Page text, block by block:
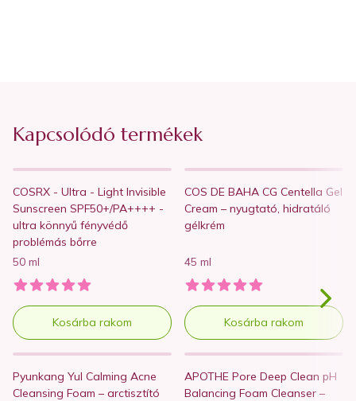
Kapcsolódó termékek
Wishlist
COSRX - Ultra - Light Invisible
Sunscreen SPF50+/PA++++ -
ultra könnyű fényvédő
problémás bőrre
50 ml
Kosárba rakom
Wishlist
COS DE BAHA CG Centella Gel
Cream – nyugtató, hidratáló
gélkrém
45 ml
Kosárba rakom
Wishlist
Pyunkang Yul Calming Acne
Cleansing Foam – arctisztító
Wishlist
APOTHE Pore Deep Clean pH
Balancing Foam Cleanser –